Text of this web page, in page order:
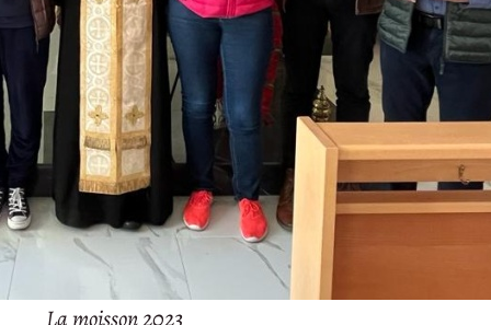
La moisson 2023